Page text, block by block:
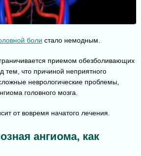
боли стало немодным.
приемом обезболивающих
тем, что причиной неприятного
неврологические проблемы,
головного мозга.
от вовремя начатого лечения.
ангиома, как